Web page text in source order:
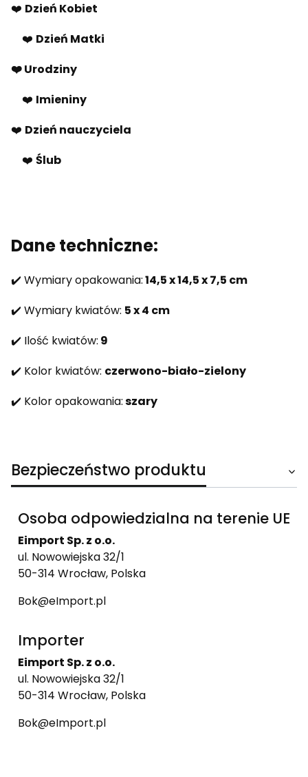
❤️ Dzień Kobiet
❤️ Dzień Matki
❤️ Urodziny
❤️ Imieniny
❤️ Dzień nauczyciela
❤️ Ślub
Dane techniczne:
✔️ Wymiary opakowania:14,5 x 14,5 x 7,5 cm
✔️ Wymiary kwiatów: 5 x 4 cm
✔️ Ilość kwiatów: 9
✔️ Kolor kwiatów: czerwono-biało-zielony
✔️ Kolor opakowania:szary
Bezpieczeństwo produktu
Osoba odpowiedzialna na terenie UE
Eimport Sp. z o.o.
ul. Nowowiejska 32/1
50-314 Wrocław, Polska
Bok@eImport.pl
Importer
Eimport Sp. z o.o.
ul. Nowowiejska 32/1
50-314 Wrocław, Polska
Bok@eImport.pl